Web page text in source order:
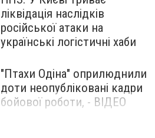
ліквідація наслідків
російської атаки на
українські логістичні хаби
"Птахи Одіна" оприлюднили
доти неопубліковані кадри
бойової роботи, - ВІДЕО